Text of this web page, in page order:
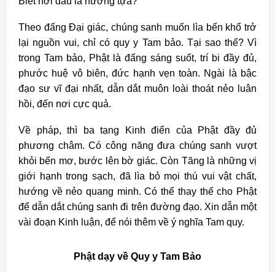
Theo đấng Ðại giác, chúng sanh muốn lìa bến khổ trở
lại nguồn vui, chỉ có quy y Tam bảo. Tại sao thế? Vì
trong Tam bảo, Phật là đấng sáng suốt, trí bi đầy đủ,
phước huệ vô biên, đức hạnh vẹn toàn. Ngài là bậc
đạo sư vĩ đại nhất, dẫn dắt muôn loài thoát nẻo luân
hồi, đến nơi cực quả.
Về pháp, thì ba tạng Kinh điển của Phật đầy đủ
phương châm. Có công năng đưa chúng sanh vượt
khỏi bến mơ, bước lên bờ giác. Còn Tăng là những vị
giới hạnh trong sạch, đã lìa bỏ mọi thú vui vật chất,
hướng về nẻo quang minh. Có thể thay thế cho Phật
để dẫn dắt chúng sanh đi trên đường đạo. Xin dẫn một
vài đoạn Kinh luận, để nói thêm về ý nghĩa Tam quy.
Phật dạy về Quy y Tam Bảo